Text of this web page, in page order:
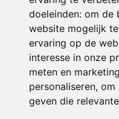
doeleinden: om de
website mogelijk
ervaring op de
interesse in onze
meten en
personaliseren, om
geven die
© 2026 De
Privacy policy|Disclaimer|